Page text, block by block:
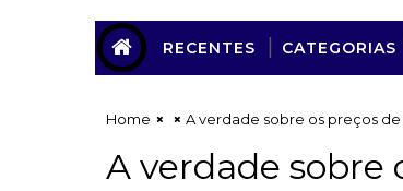
RECENTES CATEGORIAS
Home A verdade sobre os preços
A verdade sobre